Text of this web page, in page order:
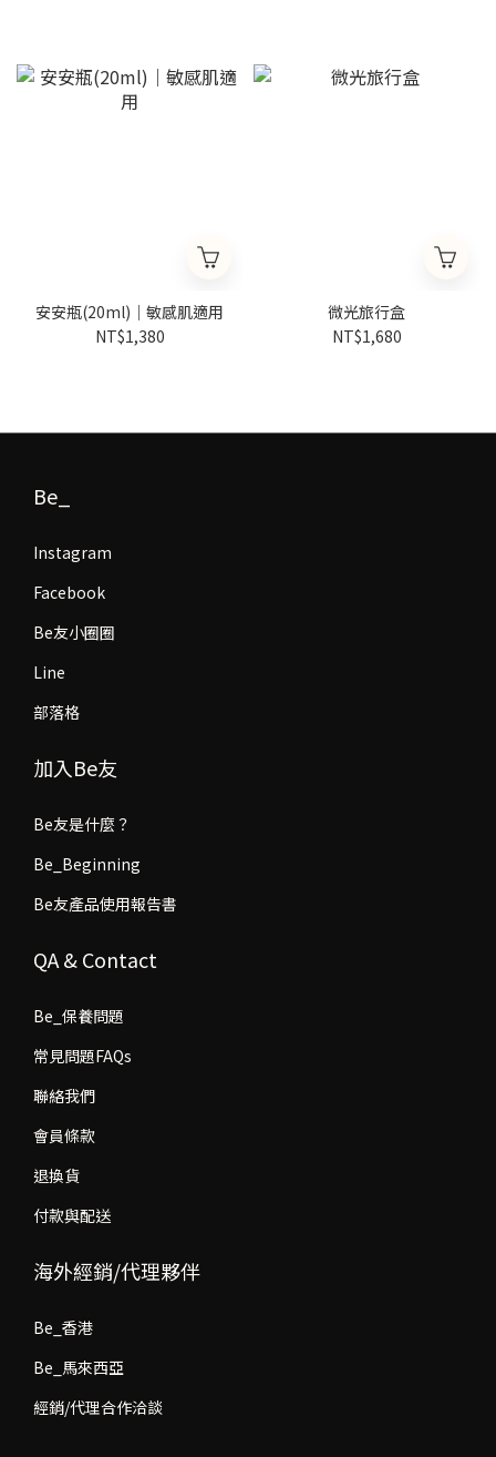
安安瓶(20ml)｜敏感肌適用
NT$1,380
微光旅行盒
NT$1,680
Be_
Instagram
Facebook
Be友小圈圈
Line
部落格
加入Be友
Be友是什麼？
Be_Beginning
Be友產品使用報告書
QA & Contact
Be_保養問題
常見問題FAQs
聯絡我們
會員條款
退換貨
付款與配送
海外經銷/代理夥伴
Be_香港
Be_馬來西亞
經銷/代理合作洽談